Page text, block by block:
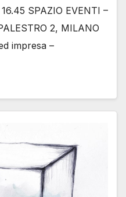
SPAZIO EVENTI –
2, MILANO
impresa –